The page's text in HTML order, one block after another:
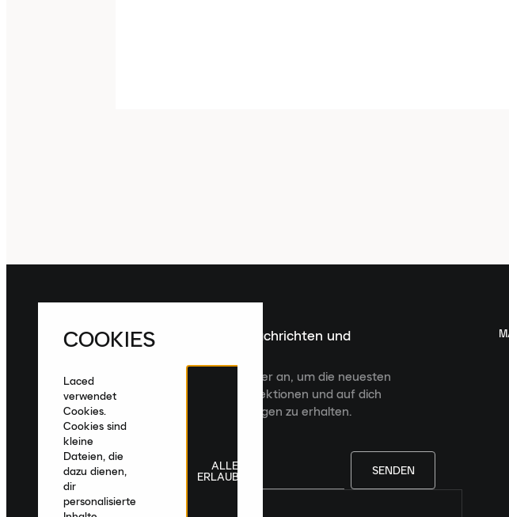
Melde dich für die neuesten Nachrichten und
Veröffentlichungen an
Melde dich für den Laced Newsletter an, um die neuesten
Veröffentlichungen, kuratierte Kollektionen und auf dich
zugeschnittene Produktempfehlungen zu erhalten.
SENDEN
COOKIES
Laced
verwendet
Cookies.
Cookies sind
kleine
Dateien, die
dazu dienen,
dir
personalisierte
ALLE
ERLAUBEN